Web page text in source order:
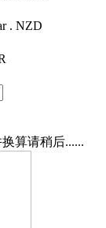
. NZD
算请稍后......